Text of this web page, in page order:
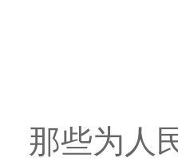
那些为人